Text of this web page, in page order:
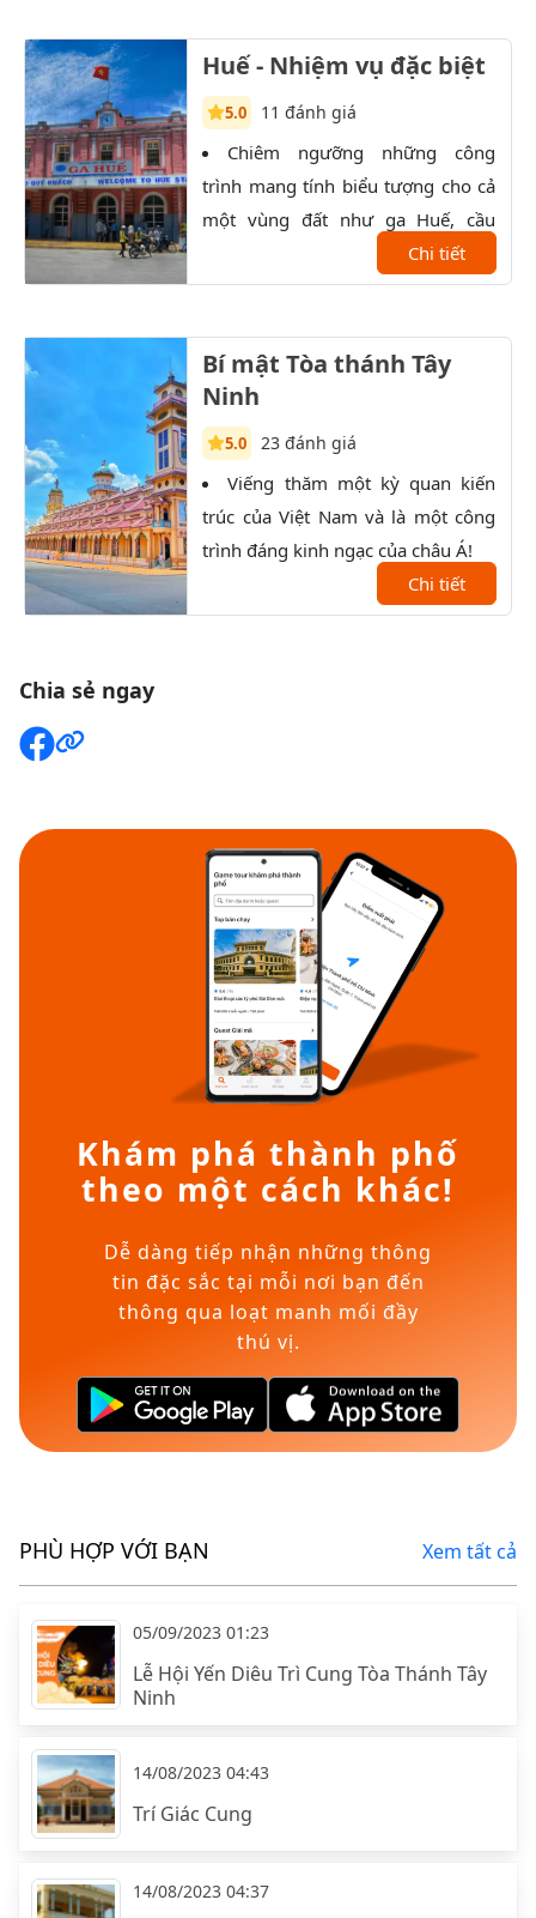
Huế - Nhiệm vụ đặc biệt
5.0 11 đánh giá
Chiêm ngưỡng những công
trình mang tính biểu tượng cho cả
một vùng đất như ga Huế, cầu
Trường Tiền, trường Quốc Học,...
lên
Chi tiết
Bí mật Tòa thánh Tây
Ninh
5.0 23 đánh giá
Viếng thăm một kỳ quan kiến
trúc của Việt Nam và là một công
trình đáng kinh ngạc của châu Á!
Chi tiết
Chia sẻ ngay
Khám phá thành phố
theo một cách khác!
Dễ dàng tiếp nhận những thông
tin đặc sắc tại mỗi nơi bạn đến
thông qua loạt manh mối đầy
thú vị.
PHÙ HỢP VỚI BẠN Xem tất cả
05/09/2023 01:23
Lễ Hội Yến Diêu Trì Cung Tòa Thánh Tây
Ninh
14/08/2023 04:43
Trí Giác Cung
14/08/2023 04:37